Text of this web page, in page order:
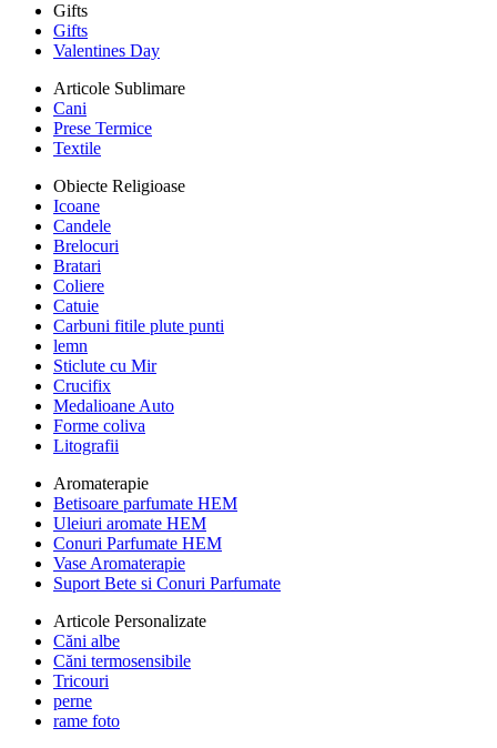
Gifts
Gifts
Valentines Day
Articole Sublimare
Cani
Prese Termice
Textile
Obiecte Religioase
Icoane
Candele
Brelocuri
Bratari
Coliere
Catuie
Carbuni fitile plute punti
lemn
Sticlute cu Mir
Crucifix
Medalioane Auto
Forme coliva
Litografii
Aromaterapie
Betisoare parfumate HEM
Uleiuri aromate HEM
Conuri Parfumate HEM
Vase Aromaterapie
Suport Bete si Conuri Parfumate
Articole Personalizate
Căni albe
Căni termosensibile
Tricouri
perne
rame foto